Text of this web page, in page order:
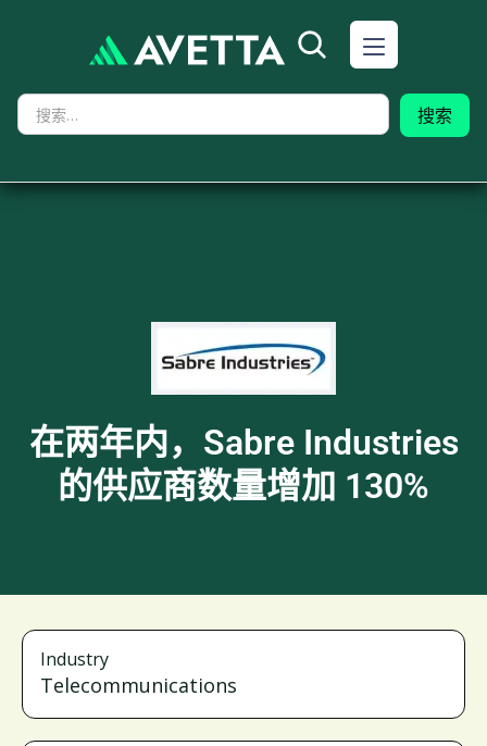
在两年内，Sabre Industries
的供应商数量增加 130%
Industry
Telecommunications